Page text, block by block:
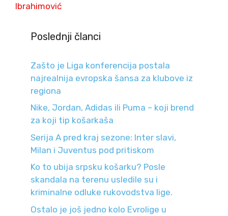
Ibrahimović
Poslednji članci
Zašto je Liga konferencija postala
najrealnija evropska šansa za klubove iz
regiona
Nike, Jordan, Adidas ili Puma – koji brend
za koji tip košarkaša
Serija A pred kraj sezone: Inter slavi,
Milan i Juventus pod pritiskom
Ko to ubija srpsku košarku? Posle
skandala na terenu usledile su i
kriminalne odluke rukovodstva lige.
Ostalo je još jedno kolo Evrolige u